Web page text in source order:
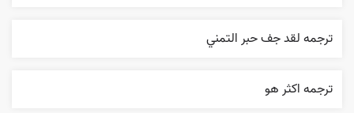
ترجمه لقد جف حبر التمني
ترجمه اکثر هو